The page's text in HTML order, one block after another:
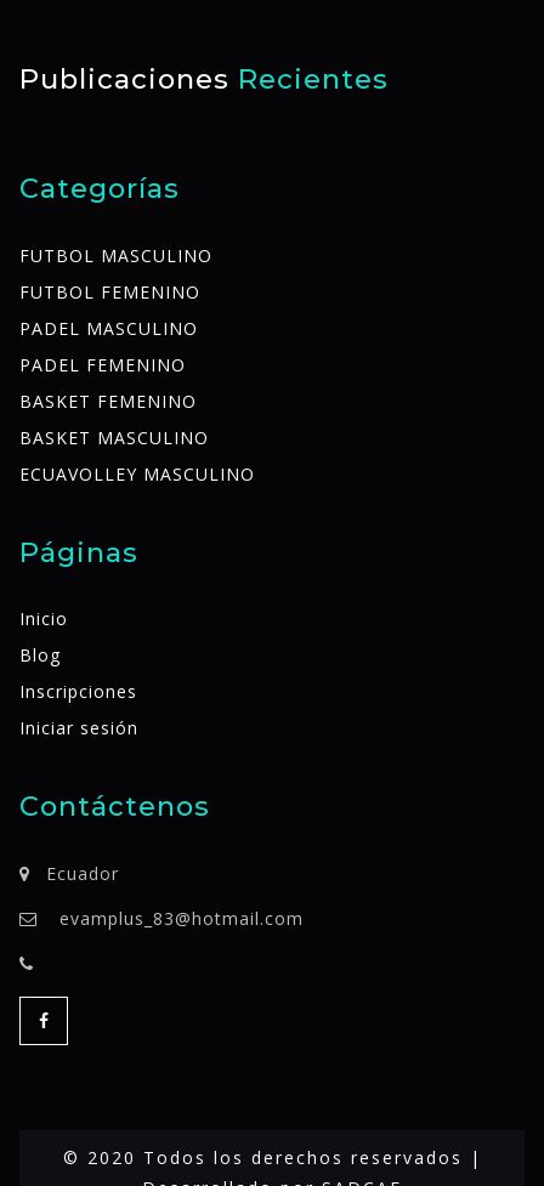
Publicaciones Recientes
Categorías
FUTBOL MASCULINO
FUTBOL FEMENINO
PADEL MASCULINO
PADEL FEMENINO
BASKET FEMENINO
BASKET MASCULINO
ECUAVOLLEY MASCULINO
Páginas
Inicio
Blog
Inscripciones
Iniciar sesión
Contáctenos
Ecuador
evamplus_83@hotmail.com
© 2020 Todos los derechos reservados |